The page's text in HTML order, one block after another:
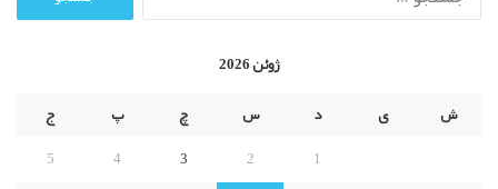
ژوئن 2026
ش
ی د س چ پ
ج
1
2
3
4
5